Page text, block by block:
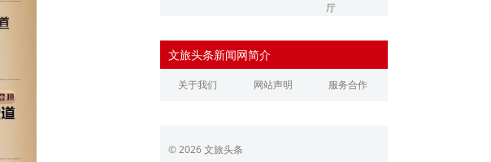
厅
浙江省文化和旅游厅
江西省文化和旅游厅 河南省文化和旅游厅
广东省文化和旅游厅
文旅头条新闻网简介
关于我们 网站声明 服务合作
© 2026 文旅头条